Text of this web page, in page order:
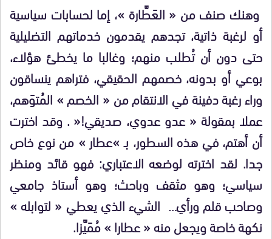
وهنك صنف من « العَطَّارة »، إما لحسابات سياسية
أو لرغبة ذاتية، تجدهم يقدمون خدماتهم التضليلية
حتى دون أن تُطلب منهم؛ وغالبا ما يخطئ هؤلاء،
بوعي أو بدونه، خصمهم الحقيقي، فتراهم ينساقون
وراء رغبة دفينة في الانتقام من « الخصم » المُتوَهم،
عملا بمقولة « عدو عدوي، صديقي!« . وقد اخترت
أن أهتم، في هذه السطور، بـ »عطار » من نوع خاص
جدا. لقد اخترته لوضعه الاعتباري: فهو قائد ومنظر
سياسي؛ وهو مثقف وباحث؛ وهو أستاذ جامعي
وصاحب قلم ورأي… الشيء الذي يعطي « لتوابله »
نكهة خاصة ويجعل منه « عطارا » مُمَيَّزا.